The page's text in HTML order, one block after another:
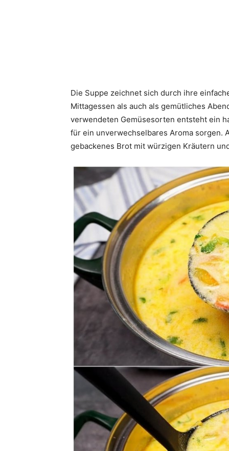
Die Suppe zeichnet sich durch ihre
Mittagessen als auch als gemütliches
verwendeten Gemüsesorten entsteht ein
für ein unverwechselbares Aroma sorgen.
gebackenes Brot mit würzigen Kräutern